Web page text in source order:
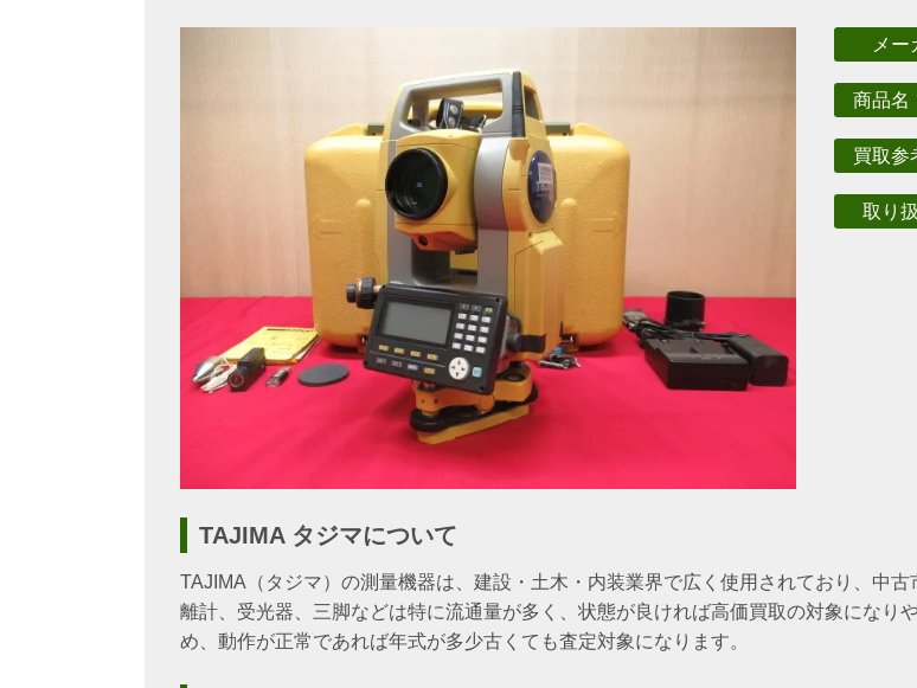
メー
商品名
買取参
取り
TAJIMA タジマについて
TAJIMA（タジマ）の測量機器は、建設・土木・内装業界で広く使用されており、中
離計、受光器、三脚などは特に流通量が多く、状態が良ければ高価買取の対象になり
め、動作が正常であれば年式が多少古くても査定対象になります。